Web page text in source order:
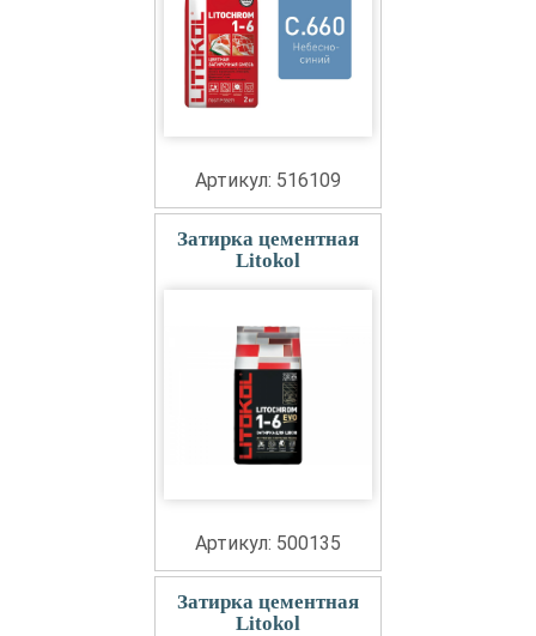
Артикул: 516109
Затирка цементная
Litokol
Артикул: 500135
Затирка цементная
Litokol